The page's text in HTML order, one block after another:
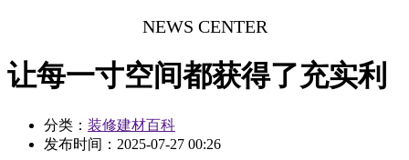
NEWS CENTER
让每一寸空间都获得了充实利
分类： 装修建材百科
发布时间： 2025-07-27 00:26